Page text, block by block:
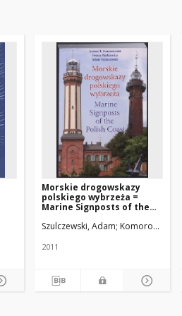
Morskie drogowskazy
polskiego wybrzeża =
Marine Signposts of the
Szulczewski, Adam Komorowski,
2011